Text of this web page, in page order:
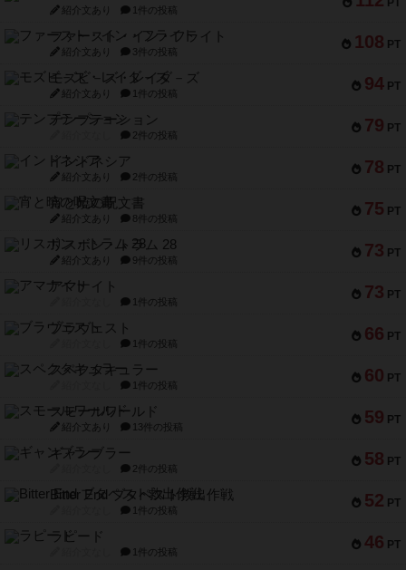
PT
紹介文あり 1件の投稿
108 PT
ファースト・イン・フライト
紹介文あり 3件の投稿
94 PT
モズビ－ズ・レイダ－ズ
紹介文あり 1件の投稿
79 PT
テンプテーション
2件の投稿
78 PT
インドネシア
紹介文あり 2件の投稿
75 PT
宵と暁の呪文書
紹介文あり 8件の投稿
73 PT
リスボン・トラム 28
紹介文あり 9件の投稿
73 PT
アマナイト
1件の投稿
66 PT
ブラヴェスト
1件の投稿
60 PT
スペクタキュラー
1件の投稿
59 PT
スモールワールド
紹介文あり 13件の投稿
58 PT
ギャンブラー
2件の投稿
52 PT
Bitter End ブタペスト救出作戦
1件の投稿
46 PT
ラピード
1件の投稿